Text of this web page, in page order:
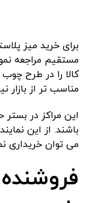
برای خرید میز
مستقیم مراجعه
کالا را در طرح
مناسب تر از بازار
این مراکز در
باشند. از این
می توان خریداری